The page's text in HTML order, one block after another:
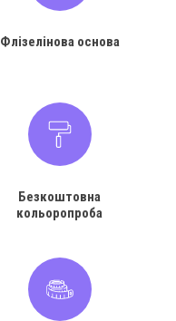
Флізелінова основа
Безкоштовна
кольоропроба